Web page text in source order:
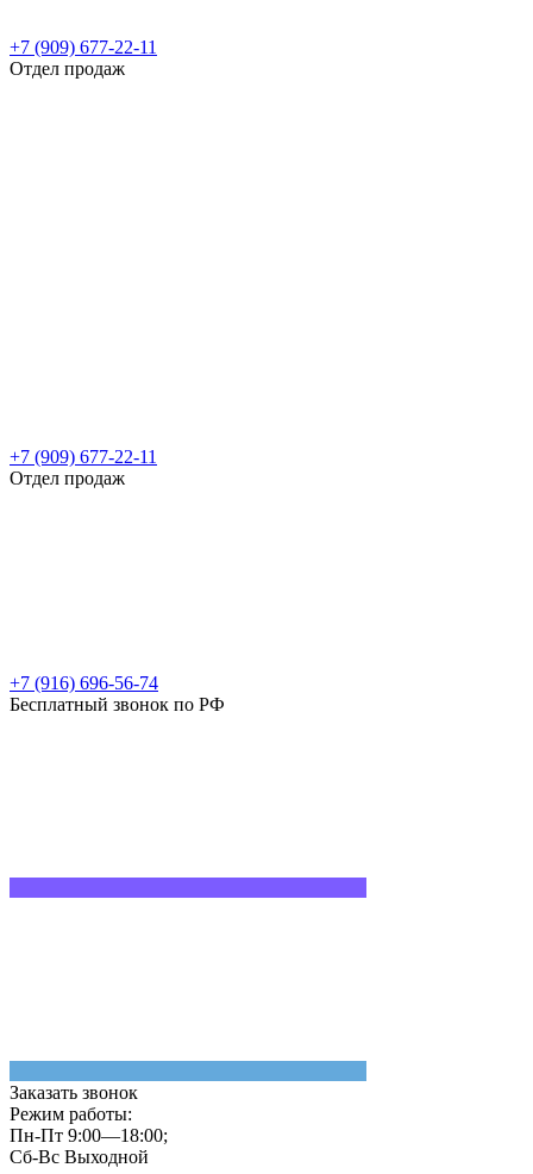
+7 (909) 677-22-11
Отдел продаж
+7 (909) 677-22-11
Отдел продаж
+7 (916) 696-56-74
Бесплатный звонок по РФ
Заказать звонок
Режим работы:
Пн-Пт 9:00—18:00;
Сб-Вс Выходной